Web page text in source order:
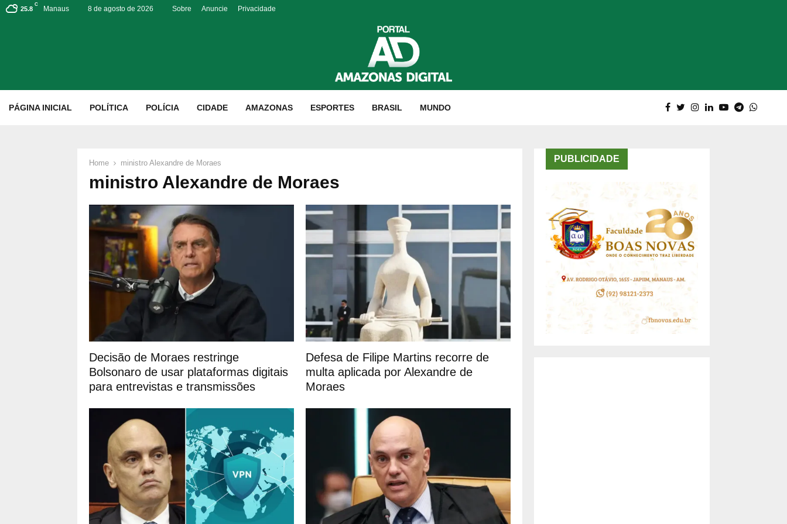
25.8
C
Manaus 8 de agosto de 2026 Sobre Anuncie Privacidade
PÁGINA INICIAL POLÍTICA POLÍCIA CIDADE AMAZONAS ESPORTES BRASIL MUNDO
Home ministro Alexandre de Moraes
ministro Alexandre de Moraes
Decisão de Moraes restringe
Bolsonaro de usar plataformas digitais
para entrevistas e transmissões
Defesa de Filipe Martins recorre de
multa aplicada por Alexandre de
Moraes
PUBLICIDADE